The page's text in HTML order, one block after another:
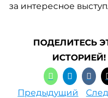
за интересное
ПОДЕЛИТЕСЬ
ИСТОРИЕЙ!
Предыдущий